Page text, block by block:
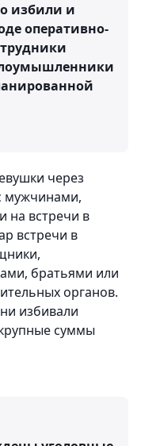
избили и
оперативно-
через
мужчинами,
на встречи в
встречи в
братьями или
органов.
избивали
суммы